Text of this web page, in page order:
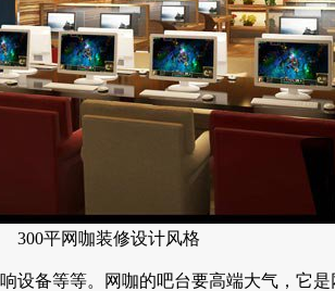
300平网咖装修设计风格
备等等。网咖的吧台要高端大气，它